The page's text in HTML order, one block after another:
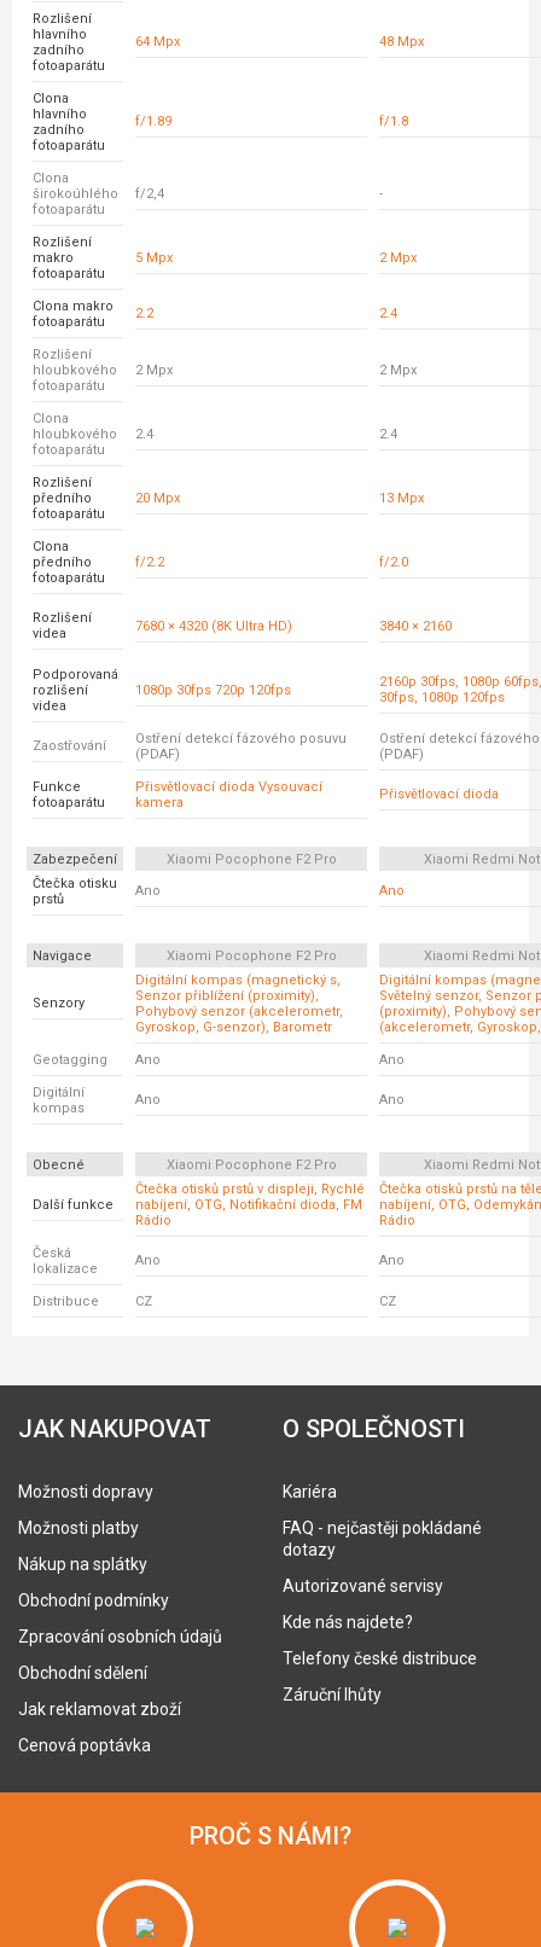
Rozlišení
hlavního
zadního
fotoaparátu
64 Mpx 48 Mpx
Clona
hlavního
zadního
fotoaparátu
f/1.89 f/1.8
Clona
širokoúhlého
fotoaparátu
f/2,4 -
Rozlišení
makro
fotoaparátu
5 Mpx 2 Mpx
Clona makro
fotoaparátu
2.2 2.4
Rozlišení
hloubkového
fotoaparátu
2 Mpx 2 Mpx
Clona
hloubkového
fotoaparátu
2.4 2.4
Rozlišení
předního
fotoaparátu
20 Mpx 13 Mpx
Clona
předního
fotoaparátu
f/2.2 f/2.0
Rozlišení
videa
7680 × 4320 (8K Ultra HD) 3840 × 2160
Podporovaná
rozlišení
videa
1080p 30fps 720p 120fps
2160p 30fps, 1080p
30fps, 1080p 120fps
Zaostřování
Ostření detekcí fázového posuvu
(PDAF)
Ostření detekcí
(PDAF)
Funkce
fotoaparátu
Přisvětlovací dioda Vysouvací
kamera
Přisvětlovací dioda
Zabezpečení Xiaomi Pocophone F2 Pro
Xiaomi Redmi
Čtečka otisku
prstů
Ano Ano
Navigace Xiaomi Pocophone F2 Pro Xiaomi Redmi
Senzory
Digitální kompas (magnetický s,
Senzor přiblížení (proximity),
Pohybový senzor (akcelerometr,
Gyroskop, G-senzor), Barometr
Digitální kompas
Světelný senzor, Senzor
(proximity), Pohybový
(akcelerometr,
Geotagging Ano Ano
Digitální
kompas
Ano Ano
Obecné Xiaomi Pocophone F2 Pro Xiaomi Redmi
Další funkce
Čtečka otisků prstů v displeji, Rychlé
nabíjení, OTG, Notifikační dioda, FM
Rádio
Čtečka otisků prstů na
nabíjení, OTG,
Rádio
Česká
lokalizace
Ano Ano
Distribuce CZ CZ
JAK NAKUPOVAT
Možnosti dopravy
Možnosti platby
Nákup na splátky
Obchodní podmínky
Zpracování osobních údajů
Obchodní sdělení
Jak reklamovat zboží
Cenová poptávka
O SPOLEČNOSTI
Kariéra
FAQ - nejčastěji pokládané
dotazy
Autorizované servisy
Kde nás najdete?
Telefony české distribuce
Záruční lhůty
PROČ S NÁMI?